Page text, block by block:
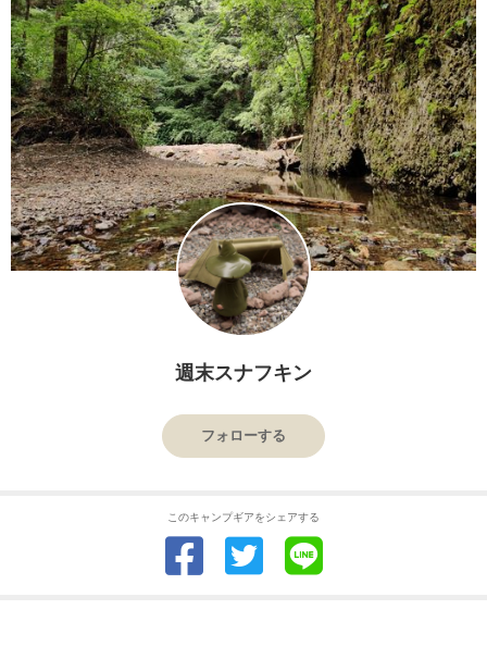
週末スナフキン
フォローする
このキャンプギアをシェアする